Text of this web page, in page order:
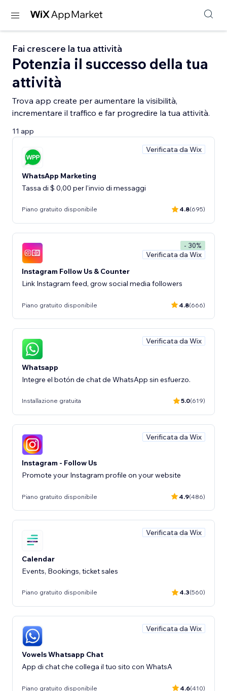
Fai crescere la tua attività
Potenzia il successo della tua
attività
Trova app create per aumentare la visibilità,
incrementare il traffico e far progredire la tua attività.
11 app
Verificata da Wix
WhatsApp Marketing
Tassa di $ 0,00 per l'invio di messaggi
Piano gratuito disponibile 4.8(695)
- 30%
Verificata da Wix
Instagram Follow Us & Counter
Link Instagram feed, grow social media followers
Piano gratuito disponibile 4.8(666)
Verificata da Wix
Whatsapp
Integre el botón de chat de WhatsApp sin esfuerzo.
Installazione gratuita 5.0(619)
Verificata da Wix
Instagram - Follow Us
Promote your Instagram profile on your website
Piano gratuito disponibile 4.9(486)
Verificata da Wix
Calendar
Events, Bookings, ticket sales
Piano gratuito disponibile 4.3(560)
Verificata da Wix
Vowels Whatsapp Chat
App di chat che collega il tuo sito con WhatsA
Piano gratuito disponibile 4.6(410)